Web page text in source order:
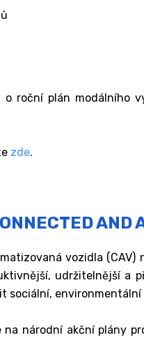
o roční plán modálního
zde.
vozidla
udržitelnější a
sociální, environmentální
národní akční plány